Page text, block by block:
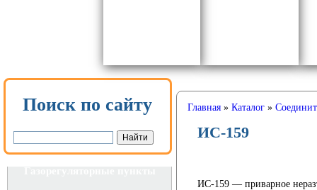
Поиск по сайту Главная» Каталог»
ИС-159
ИС-159— приварное